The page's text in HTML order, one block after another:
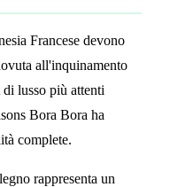
Francese devono
all'inquinamento
lusso più attenti
Bora Bora ha
complete.
rappresenta un